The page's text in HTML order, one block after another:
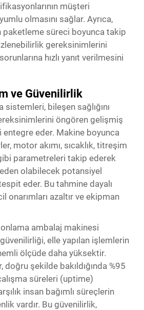
müşteri
olmasını sağlar. Ayrıca,
paketleme süreci boyunca takip
gereksinimlerini
hızlı yanıt verilmesini
ve Güvenilirlik
bileşen sağlığını
öngören gelişmiş
eder. Makine boyunca
motor akımı, sıcaklık, titreşim
parametreleri takip ederek
olabilecek potansiyel
eder. Bu tahmine dayalı
onarımları azaltır ve ekipman
ambalaj makinesi
elle yapılan işlemlerin
ölçüde daha yüksektir.
şekilde bakıldığında %95
süreleri (uptime)
insan bağımlı süreçlerin
vardır. Bu güvenilirlik,